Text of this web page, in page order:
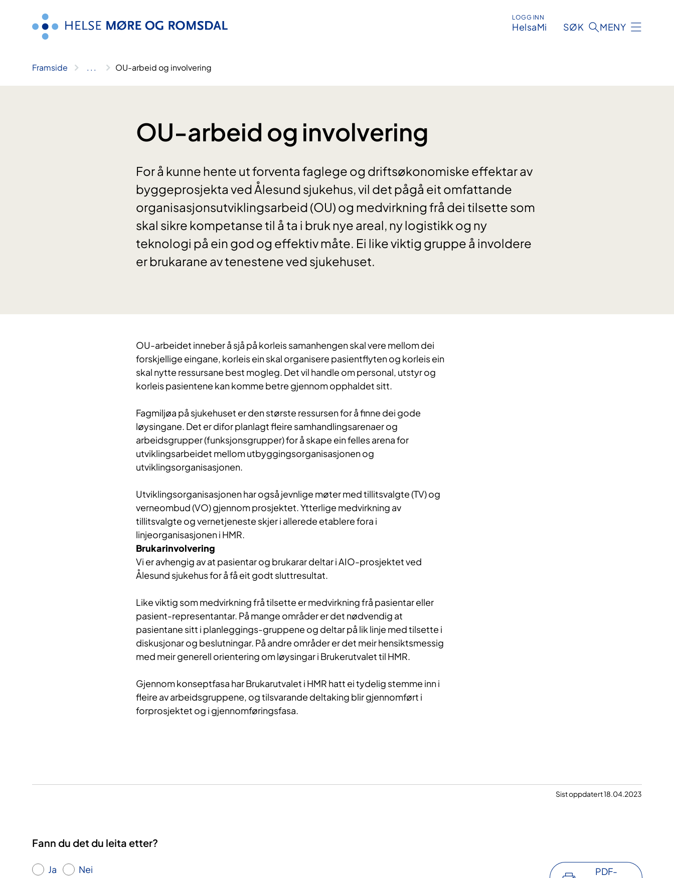
LOGG INN
HelsaMi SØK MENY
Framside .. . OU-arbeid og involvering
OU-arbeid og involvering
For å kunne hente ut forventa faglege og driftsøkonomiske effektar av
byggeprosjekta ved Ålesund sjukehus, vil det pågå eit omfattande
organisasjonsutviklingsarbeid (OU) og medvirkning frå dei tilsette som
skal sikre kompetanse til å ta i bruk nye areal, ny logistikk og ny
teknologi på ein god og effektiv måte. Ei like viktig gruppe å involdere
er brukarane av tenestene ved sjukehuset.
OU-arbeidet inneber å sjå på korleis samanhengen skal vere mellom dei
forskjellige eingane, korleis ein skal organisere pasientflyten og korleis ein
skal nytte ressursane best mogleg. Det vil handle om personal, utstyr og
korleis pasientene kan komme betre gjennom opphaldet sitt.
Fagmiljøa på sjukehuset er den største ressursen for å finne dei gode
løysingane. Det erdifor planlagt fleire samhandlingsarenaer og
arbeidsgrupper (funksjonsgrupper) for å skape ein felles arena for
utviklingsarbeidet mellom utbyggingsorganisasjonen og
utviklingsorganisasjonen.
Utviklingsorganisasjonen har også jevnlige møter med tillitsvalgte (TV) og
verneombud (VO) gjennom prosjektet. Ytterlige medvirkning av
tillitsvalgte og vernetjeneste skjer i allerede etablere fora i
linjeorganisasjonen i HMR.
​Brukarinvolvering
Vi er avhengig av at pasientar og brukarar deltar i AIO-prosjektet ved
Ålesund sjukehus for å få eit godt sluttresultat.
Like viktig som medvirkning frå tilsette er medvirkning frå pasientar eller
pasient-representantar. På mange områder er det nødvendig at
pasientane sitt i planleggings-gruppene og deltar på lik linje med tilsette i
diskusjonar og beslutningar. På andre områder er det meir hensiktsmessig
med meir generell orientering om løysingar i Brukerutvalet til HMR.
Gjennom konseptfasa har Brukarutvalet i HMR hatt ei tydelig stemme inn i
fleire av arbeidsgruppene, og tilsvarande deltaking blir gjennomført i
forprosjektet og i gjennomføringsfasa.
Sist oppdatert 18.04.2023
Fann du det du leita etter?
Ja Nei
PDF-